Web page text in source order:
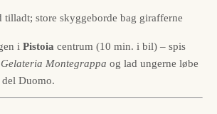
tilladt; store skyggeborde bag girafferne
i Pistoia centrum (10 min. i bil) – spis
Gelateria Montegrappa og lad ungerne løbe
del Duomo.